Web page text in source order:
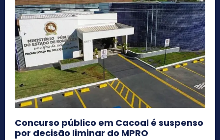
Concurso público em Cacoal é suspenso
por decisão liminar do MPRO